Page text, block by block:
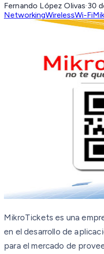
Fernando López Olivas·30
NetworkingWirelessWi-Fi
MikroTickets es una
en el desarrollo de
para el mercado de